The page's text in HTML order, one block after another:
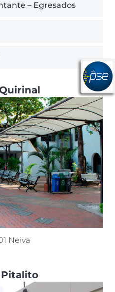
– Egresados
Neiva
Pitalito